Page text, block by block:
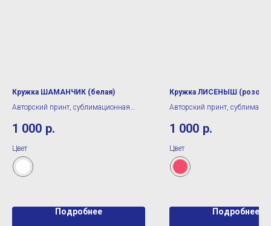
Кружка ШАМАНЧИК (белая)
Авторский принт, сублимационная
1 000 р.
Цвет
Подробнее
Кружка ЛИСЕНЫШ
Авторский принт,
1 000 р.
Цвет
Подробнее